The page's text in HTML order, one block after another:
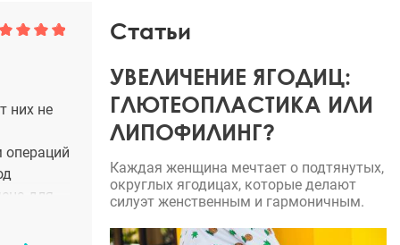
них не
операций
для
на
Статьи
УВЕЛИЧЕНИЕ ЯГОДИЦ:
ГЛЮТЕОПЛАСТИКА ИЛИ
ЛИПОФИЛИНГ?
Каждая женщина мечтает о подтянутых,
округлых ягодицах, которые делают
силуэт женственным и гармоничным.